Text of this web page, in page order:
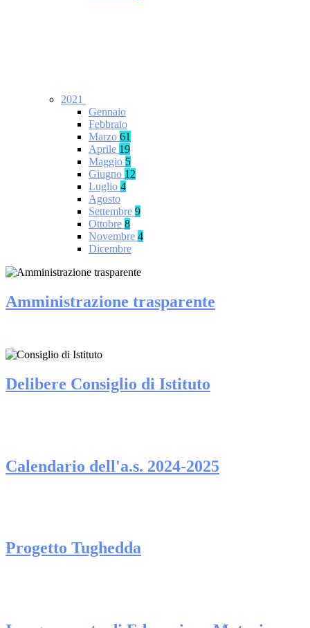
2021
Gennaio
Febbraio
Marzo 61
Aprile 19
Maggio 5
Giugno 12
Luglio 4
Agosto
Settembre 9
Ottobre 8
Novembre 4
Dicembre
Amministrazione trasparente
Delibere Consiglio di Istituto
Calendario dell'a.s. 2024-2025
Progetto Tughedda